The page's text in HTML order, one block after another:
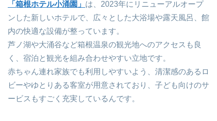
「箱根ホテル小涌園」 は、2023年にリニューアルオープ
ンした新しいホテルで、広々とした大浴場や露天風呂、館
内の快適な設備が整っています。
芦ノ湖や大涌谷など箱根温泉の観光地へのアクセスも良
く、宿泊と観光を組み合わせやすい立地です。
赤ちゃん連れ家族でも利用しやすいよう、清潔感のあるロ
ビーやゆとりある客室が用意されており、子ども向けのサ
ービスもすごく充実しているんです。